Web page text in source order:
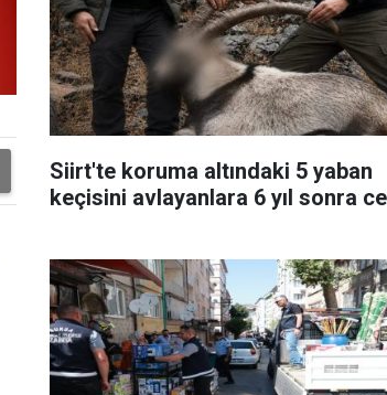
Siirt'te koruma altındaki 5 yaban
keçisini avlayanlara 6 yıl sonra